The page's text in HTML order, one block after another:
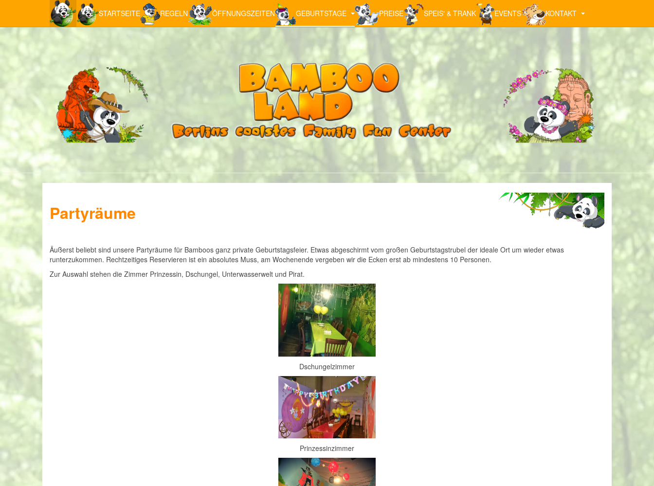
STARTSEITE REGELN ÖFFNUNGSZEITEN GEBURTSTAGE PREISE SPEIS' & TRANK EVENTS KONTAKT
Partyräume
Äußerst beliebt sind unsere Partyräume für Bamboos ganz private Geburtstagsfeier. Etwas abgeschirmt vom großen Geburtstagstrubel der ideale Ort um wieder etwas
runterzukommen. Rechtzeitiges Reservieren ist ein absolutes Muss, am Wochenende vergeben wir die Ecken erst ab mindestens 10 Personen.
Zur Auswahl stehen die Zimmer Prinzessin, Dschungel, Unterwasserwelt und Pirat.
Dschungelzimmer
Prinzessinzimmer